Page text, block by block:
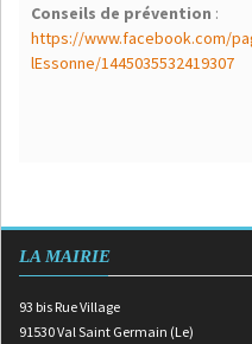
Conseils de prévention :
https://www.facebook.com/
lEssonne/1445035532419307
LA MAIRIE
93 bis Rue Village
91530 Val Saint Germain (Le)